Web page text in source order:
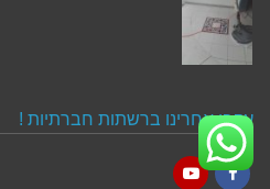
עקבו אחרינו ברשתות חברתיות !